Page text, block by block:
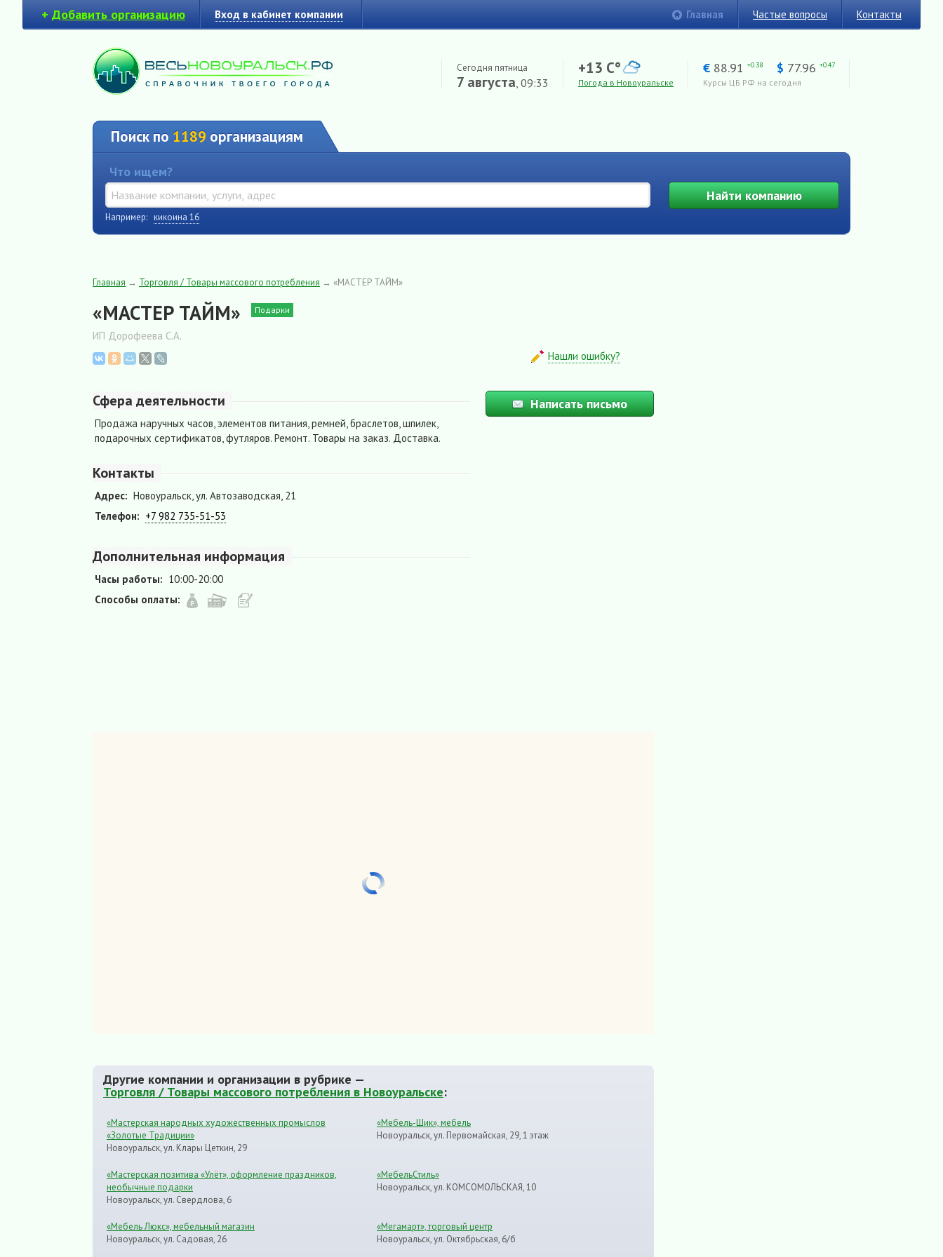
+ Добавить организацию Вход в кабинет компании Главная Частые вопросы Контакты
Сегодня пятница
7 августа, 09:33
+13 C°
Погода в Новоуральске
€ 88.91 +0.38 $ 77.96 +0.47
Курсы ЦБ РФ на сегодня
Поиск по 1189 организациям
Что ищем?
Найтикомпанию
Например: кикоина 16
Главная → Торговля / Товары массового потребления → «МАСТЕР ТАЙМ»
«МАСТЕР ТАЙМ» Подарки
ИП Дорофеева С.А.
Нашли ошибку?
Сфера деятельности
Продажа наручных часов, элементов питания, ремней, браслетов, шпилек,
подарочных сертификатов, футляров. Ремонт. Товары на заказ. Доставка.
Контакты
Адрес: Новоуральск, ул. Автозаводская, 21
Телефон: +7 982 735-51-53
Дополнительная информация
Часы работы: 10:00-20:00
Способы оплаты:
Написать письмо
Другие компании и организации в рубрике —
Торговля / Товары массового потребления в Новоуральске:
«Мастерская народных художественных промыслов
«Золотые Традиции»
Новоуральск, ул. Клары Цеткин, 29
«Мебель-Шик», мебель
Новоуральск, ул. Первомайская, 29, 1 этаж
«Мастерская позитива «Улёт», оформление праздников,
необычные подарки
Новоуральск, ул. Свердлова, 6
«МебельСтиль»
Новоуральск, ул. КОМСОМОЛЬСКАЯ, 10
«Мебель Люкс», мебельный магазин
Новоуральск, ул. Садовая, 26
«Мегамарт», торговый центр
Новоуральск, ул. Октябрьская, 6/б